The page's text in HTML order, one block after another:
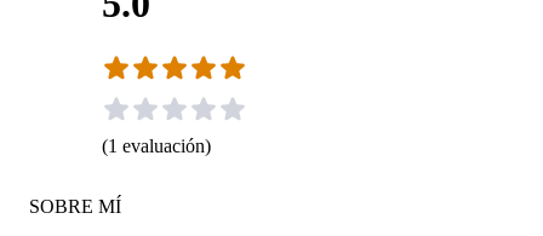
(1 evaluación)
SOBRE MÍ